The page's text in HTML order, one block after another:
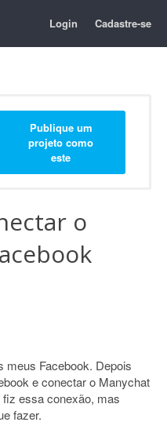
Login Cadastre-se
Publique um
projeto como
este
o
meus Facebook. Depois
e conectar o Manychat
essa conexão, mas
fazer.